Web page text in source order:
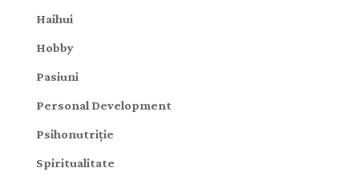
Haihui
Hobby
Pasiuni
Personal Development
Psihonutriție
Spiritualitate